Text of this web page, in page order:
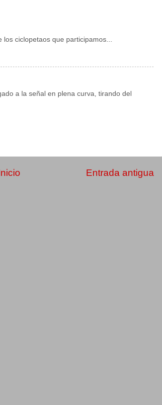
ciclopetaos que participamos...
a la señal en plena curva, tirando del
Entrada antigua